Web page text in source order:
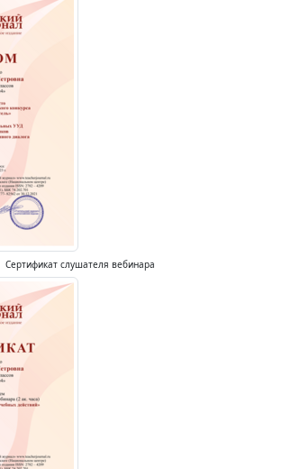
Сертификат слушателя вебинара